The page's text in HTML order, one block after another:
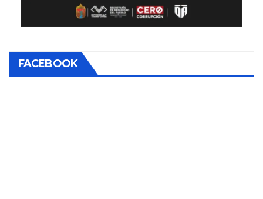
FACEBOOK